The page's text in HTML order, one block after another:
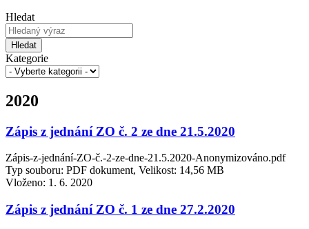
Hledat
Hledat
Kategorie
2020
Zápis z jednání ZO č. 2 ze dne 21.5.2020
Zápis-z-jednání-ZO-č.-2-ze-dne-21.5.2020-Anonymizováno.pdf
Typ souboru: PDF dokument, Velikost: 14,56 MB
Vloženo: 1. 6. 2020
Zápis z jednání ZO č. 1 ze dne 27.2.2020